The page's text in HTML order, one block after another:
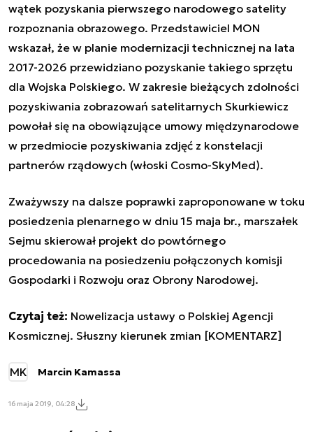
wątek pozyskania pierwszego narodowego satelity
rozpoznania obrazowego. Przedstawiciel MON
wskazał, że w planie modernizacji technicznej na lata
2017-2026 przewidziano pozyskanie takiego sprzętu
dla Wojska Polskiego. W zakresie bieżących zdolności
pozyskiwania zobrazowań satelitarnych Skurkiewicz
powołał się na obowiązujące umowy międzynarodowe
w przedmiocie pozyskiwania zdjęć z konstelacji
partnerów rządowych (włoski Cosmo-SkyMed).
Zważywszy na dalsze poprawki zaproponowane w toku
posiedzenia plenarnego w dniu 15 maja br., marszałek
Sejmu skierował projekt do powtórnego
procedowania na posiedzeniu połączonych komisji
Gospodarki i Rozwoju oraz Obrony Narodowej.
Czytaj też: Nowelizacja ustawy o Polskiej Agencji
Kosmicznej. Słuszny kierunek zmian [KOMENTARZ]
MK Marcin Kamassa
16 maja 2019, 04:28